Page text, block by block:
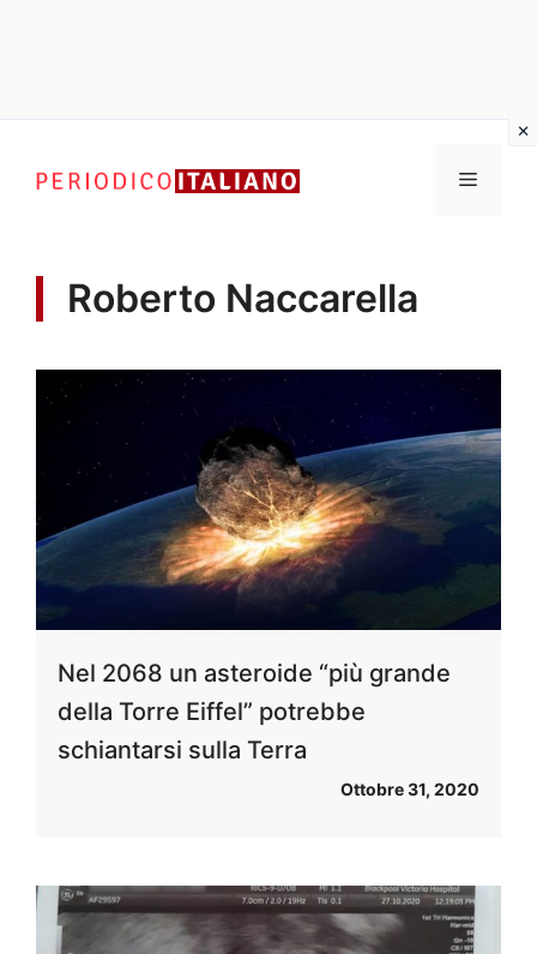
contenuto
Menu
Roberto Naccarella
Nel 2068 un asteroide “più grande
della Torre Eiffel” potrebbe
schiantarsi sulla Terra
Ottobre 31, 2020